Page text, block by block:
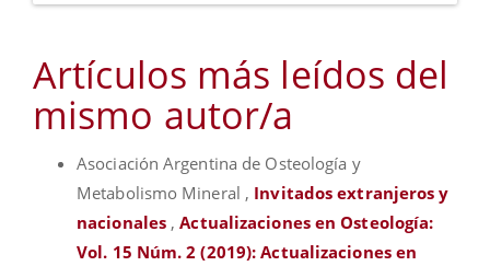
Artículos más leídos del
mismo autor/a
Asociación Argentina de Osteología y
Metabolismo Mineral , Invitados extranjeros y
nacionales ,Actualizaciones en Osteología:
Vol. 15 Núm. 2 (2019): Actualizaciones en